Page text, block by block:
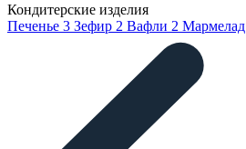
Кондитерские изделия
Печенье 3 Зефир 2 Вафли 2 Мармелад